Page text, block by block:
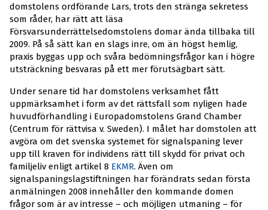
domstolens ordförande Lars, trots den stränga sekretess
som råder, har rätt att läsa
Försvarsunderrättelsedomstolens domar ända tillbaka till
2009. På så sätt kan en slags inre, om än högst hemlig,
praxis byggas upp och svåra bedömningsfrågor kan i högre
utsträckning besvaras på ett mer förutsägbart sätt.
Under senare tid har domstolens verksamhet fått
uppmärksamhet i form av det rättsfall som nyligen hade
huvudförhandling i Europadomstolens Grand Chamber
(Centrum för rättvisa v. Sweden). I målet har domstolen att
avgöra om det svenska systemet för signalspaning lever
upp till kraven för individens rätt till skydd för privat och
familjeliv enligt artikel 8 EKMR. Även om
signalspaningslagstiftningen har förändrats sedan första
anmälningen 2008 innehåller den kommande domen
frågor som är av intresse – och möjligen utmaning – för